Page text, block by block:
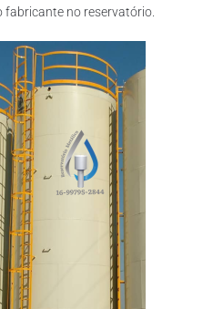
fabricante no reservatório.